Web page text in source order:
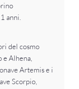
anni.
del cosmo
e Alhena,
Artemis e i
Scorpio,